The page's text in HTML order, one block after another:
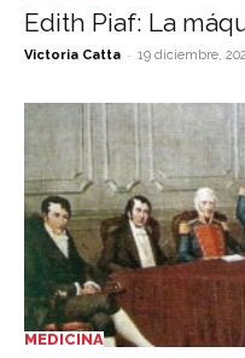
Edith Piaf: La
Victoria Catta - 19 diciembre,
MEDICINA